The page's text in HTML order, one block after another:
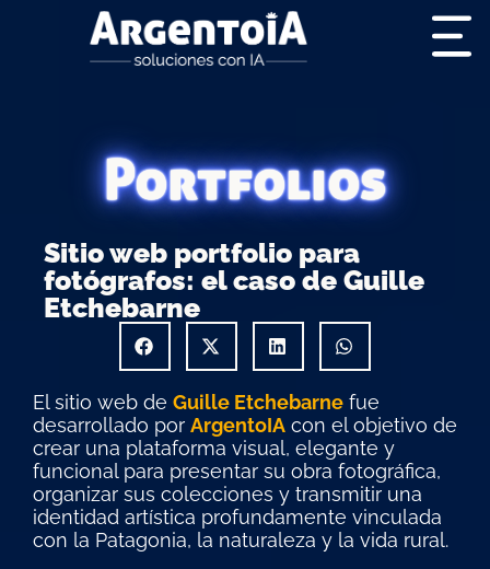
Portfolios
Sitio web portfolio para
fotógrafos: el caso de Guille
Etchebarne
El sitio web de Guille Etchebarnefue
desarrollado por ArgentoIAcon el objetivo de
crear una plataforma visual, elegante y
funcional para presentar su obra fotográfica,
organizar sus colecciones y transmitir una
identidad artística profundamente vinculada
con la Patagonia, la naturaleza y la vida rural.